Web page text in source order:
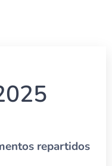
repartidos